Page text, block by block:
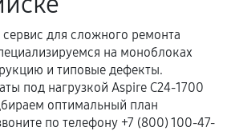
подтверждения
для сложного ремонта
на моноблоках
и типовые дефекты.
под нагрузкой Aspire C24‑1700
оптимальный план
по телефону +7 (800) 100-47-